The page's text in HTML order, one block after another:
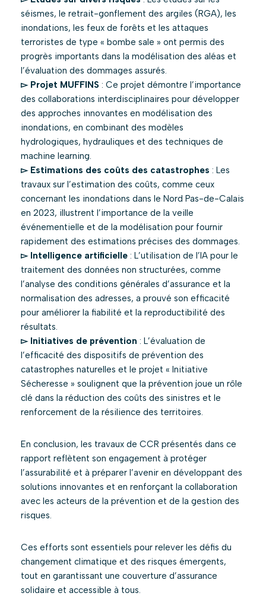
séismes, le retrait-gonflement des argiles (RGA), les
inondations, les feux de forêts et les attaques
terroristes de type « bombe sale » ont permis des
progrès importants dans la modélisation des aléas et
l’évaluation des dommages assurés.
▻ Projet MUFFINS : Ce projet démontre l’importance
des collaborations interdisciplinaires pour développer
des approches innovantes en modélisation des
inondations, en combinant des modèles
hydrologiques, hydrauliques et des techniques de
machine learning.
▻ Estimations des coûts des catastrophes : Les
travaux sur l’estimation des coûts, comme ceux
concernant les inondations dans le Nord Pas-de-Calais
en 2023, illustrent l’importance de la veille
événementielle et de la modélisation pour fournir
rapidement des estimations précises des dommages.
▻ Intelligence artificielle : L’utilisation de l’IA pour le
traitement des données non structurées, comme
l’analyse des conditions générales d’assurance et la
normalisation des adresses, a prouvé son efficacité
pour améliorer la fiabilité et la reproductibilité des
résultats.
▻ Initiatives de prévention : L’évaluation de
l’efficacité des dispositifs de prévention des
catastrophes naturelles et le projet « Initiative
Sécheresse » soulignent que la prévention joue un rôle
clé dans la réduction des coûts des sinistres et le
renforcement de la résilience des territoires.
En conclusion, les travaux de CCR présentés dans ce
rapport reflètent son engagement à protéger
l’assurabilité et à préparer l’avenir en développant des
solutions innovantes et en renforçant la collaboration
avec les acteurs de la prévention et de la gestion des
risques.
Ces efforts sont essentiels pour relever les défis du
changement climatique et des risques émergents,
tout en garantissant une couverture d’assurance
solidaire et accessible à tous.